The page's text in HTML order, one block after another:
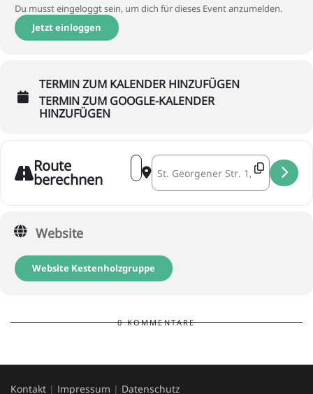
Du musst eingeloggt sein, um dich für dieses Event anzumelden.
Jetzt einloggen
TERMIN ZUM KALENDER HINZUFÜGEN
TERMIN ZUM GOOGLE-KALENDER
HINZUFÜGEN
Route
berechnen
Address - tafelrunde - Kestenholz []
Destination Address - tafelrunde
Website
Website Kestenholzgruppe
0 KOMMENTARE
Kontakt | Impressum | Datenschutz